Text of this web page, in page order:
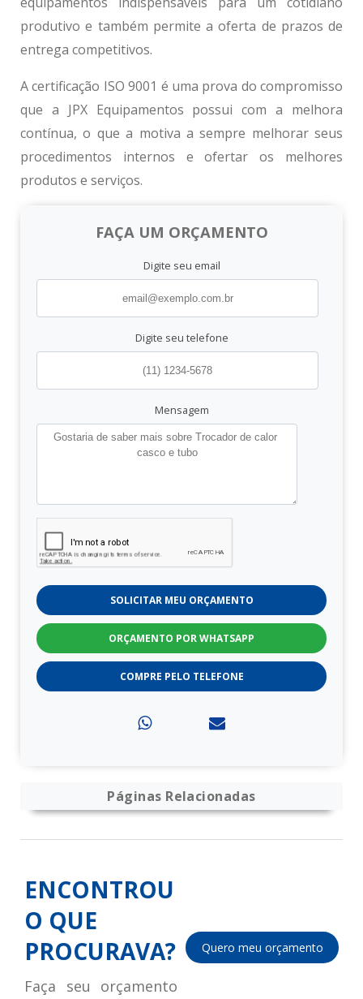
produtivo e também permite a oferta de prazos de
entrega competitivos.
A certificação ISO 9001 é uma prova do compromisso
que a JPX Equipamentos possui com a melhora
contínua, o que a motiva a sempre melhorar seus
procedimentos internos e ofertar os melhores
produtos e serviços.
FAÇA UM ORÇAMENTO
Digite seu email
Digite seu telefone
Mensagem
SOLICITAR MEU ORÇAMENTO
ORÇAMENTO POR WHATSAPP
COMPRE PELO TELEFONE
Páginas Relacionadas
ENCONTROU
O QUE
PROCURAVA?
Faça seu orçamento
Quero meu orçamento